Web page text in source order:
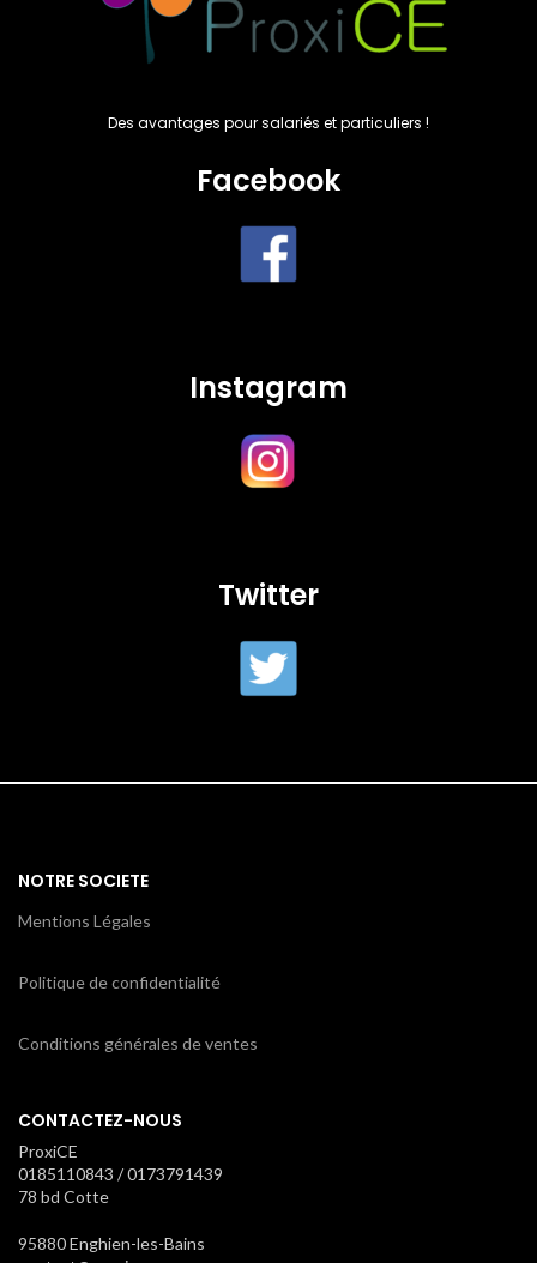
Des avantages pour salariés et particuliers !
Facebook
Instagram
Twitter
NOTRE SOCIETE
Mentions Légales
Politique de confidentialité
Conditions générales de ventes
CONTACTEZ-NOUS
ProxiCE
0185110843 / 0173791439
78 bd Cotte
95880 Enghien-les-Bains